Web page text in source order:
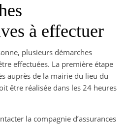
à effectuer
plusieurs démarches
effectuées. La première étape
auprès de la mairie du lieu du
être réalisée dans les 24 heures
la compagnie d’assurances